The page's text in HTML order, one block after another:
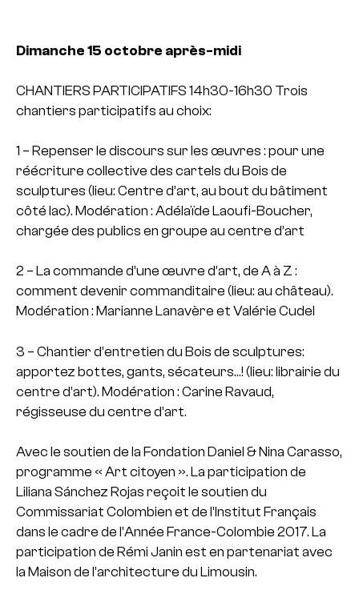
Dimanche 15 octobre après-midi
CHANTIERS PARTICIPATIFS 14h30-16h30 Trois
chantiers participatifs au choix:
1 – Repenser le discours sur les œuvres : pour une
réécriture collective des cartels du Bois de
sculptures (lieu: Centre d’art, au bout du bâtiment
côté lac). Modération : Adélaïde Laoufi-Boucher,
chargée des publics en groupe au centre d’art
2 – La commande d’une œuvre d’art, de A à Z :
comment devenir commanditaire (lieu: au château).
Modération : Marianne Lanavère et Valérie Cudel
3 – Chantier d’entretien du Bois de sculptures:
apportez bottes, gants, sécateurs…! (lieu: librairie du
centre d’art). Modération : Carine Ravaud,
régisseuse du centre d’art.
Avec le soutien de la Fondation Daniel & Nina Carasso,
programme « Art citoyen ». La participation de
Liliana Sánchez Rojas reçoit le soutien du
Commissariat Colombien et de l’Institut Français
dans le cadre de l’Année France-Colombie 2017. La
participation de Rémi Janin est en partenariat avec
la Maison de l’architecture du Limousin.